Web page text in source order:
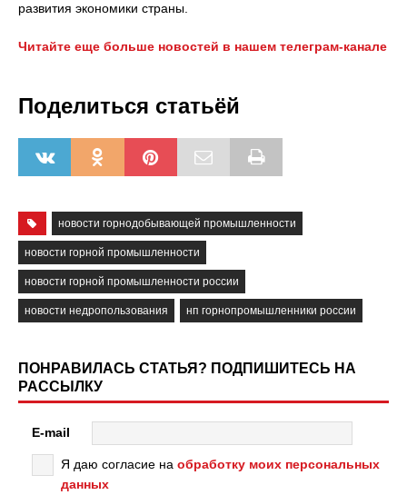
развития экономики страны.
Читайте еще больше новостей в нашем телеграм-канале
Поделиться статьёй
новости горнодобывающей промышленности
новости горной промышленности
новости горной промышленности россии
новости недропользования нп горнопромышленники россии
ПОНРАВИЛАСЬ СТАТЬЯ? ПОДПИШИТЕСЬ НА
РАССЫЛКУ
E-mail
Я даю согласие на обработку моих персональных
данных